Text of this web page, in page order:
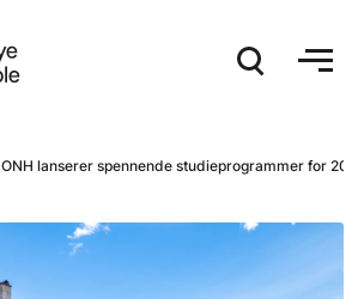
ONH lanserer spennende studieprogrammer for